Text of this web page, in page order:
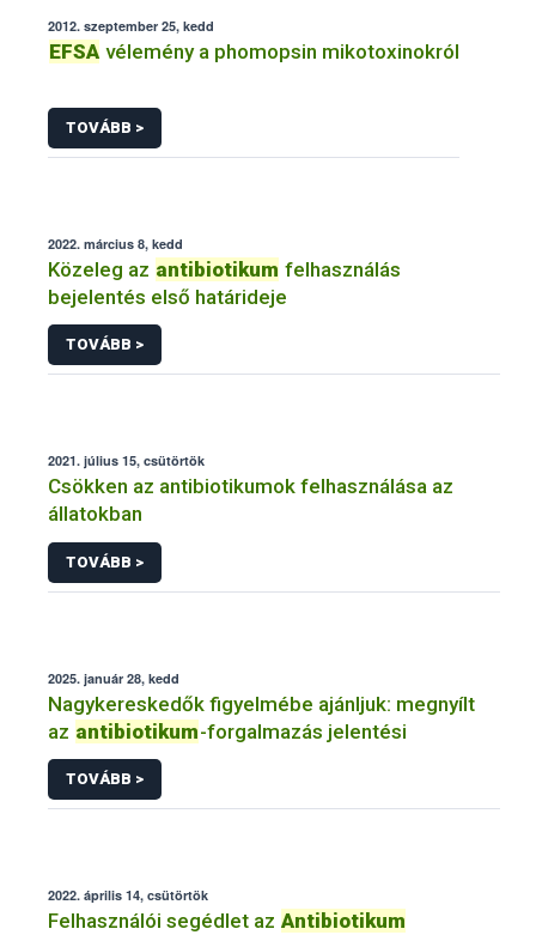
2012. szeptember 25, kedd
EFSA vélemény a phomopsin mikotoxinokról
TOVÁBB >
2022. március 8, kedd
Közeleg az antibiotikum felhasználás
bejelentés első határideje
TOVÁBB >
2021. július 15, csütörtök
Csökken az antibiotikumok felhasználása az
állatokban
TOVÁBB >
2025. január 28, kedd
Nagykereskedők figyelmébe ajánljuk: megnyílt
az antibiotikum-forgalmazás jelentési
TOVÁBB >
2022. április 14, csütörtök
Felhasználói segédlet az Antibiotikum